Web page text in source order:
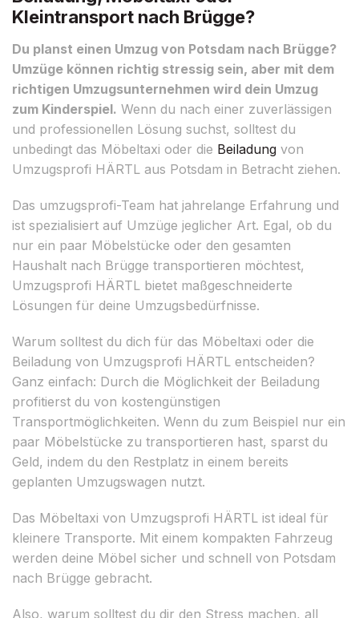
Kleintransport nach Brügge?
Du planst einen Umzug von Potsdam nach Brügge?
Umzüge können richtig stressig sein, aber mit dem
richtigen Umzugsunternehmen wird dein Umzug
zum Kinderspiel. Wenn du nach einer zuverlässigen
und professionellen Lösung suchst, solltest du
unbedingt das Möbeltaxi oder die Beiladung von
Umzugsprofi HÄRTL aus Potsdam in Betracht ziehen.
Das umzugsprofi-Team hat jahrelange Erfahrung und
ist spezialisiert auf Umzüge jeglicher Art. Egal, ob du
nur ein paar Möbelstücke oder den gesamten
Haushalt nach Brügge transportieren möchtest,
Umzugsprofi HÄRTL bietet maßgeschneiderte
Lösungen für deine Umzugsbedürfnisse.
Warum solltest du dich für das Möbeltaxi oder die
Beiladung von Umzugsprofi HÄRTL entscheiden?
Ganz einfach: Durch die Möglichkeit der Beiladung
profitierst du von kostengünstigen
Transportmöglichkeiten. Wenn du zum Beispiel nur ein
paar Möbelstücke zu transportieren hast, sparst du
Geld, indem du den Restplatz in einem bereits
geplanten Umzugswagen nutzt.
Das Möbeltaxi von Umzugsprofi HÄRTL ist ideal für
kleinere Transporte. Mit einem kompakten Fahrzeug
werden deine Möbel sicher und schnell von Potsdam
nach Brügge gebracht.
Also, warum solltest du dir den Stress machen, all